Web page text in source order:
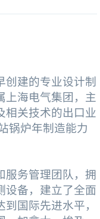
创建的专业设计制
上海电气集团，主
相关技术的出口业
锅炉年制造能力
服务管理团队，拥
设备，建立了全面
国际先进水平，